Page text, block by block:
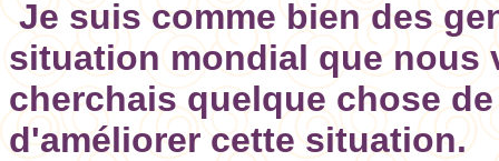
Je suis comme bien des
situation mondial que nous
cherchais quelque chose
d'améliorer cette situation.